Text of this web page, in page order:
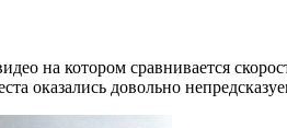
на котором сравнивается
оказались довольно